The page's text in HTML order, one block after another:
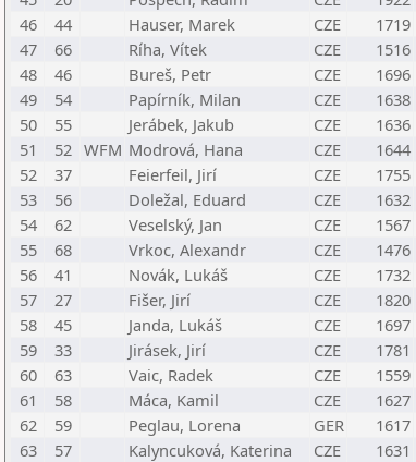
46
44 Hauser, Marek CZE 1719
47
66 Ríha, Vítek CZE 1516
48
46 Bureš, Petr CZE 1696
49
54 Papírník, Milan CZE 1638
50
55 Jerábek, Jakub CZE 1636
51
52 WFM Modrová, Hana CZE 1644
52
37 Feierfeil, Jirí CZE 1755
53
56 Doležal, Eduard CZE 1632
54
62 Veselský, Jan CZE 1567
55
68 Vrkoc, Alexandr CZE 1476
56
41 Novák, Lukáš CZE 1732
57
27 Fišer, Jirí CZE 1820
58
45 Janda, Lukáš CZE 1697
59
33 Jirásek, Jirí CZE 1781
60
63 Vaic, Radek CZE 1559
61
58 Máca, Kamil CZE 1627
62
59 Peglau, Lorena GER 1617
63
57 Kalyncuková, Katerina CZE 1631